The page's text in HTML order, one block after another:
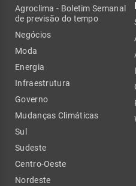
Agroclima - Boletim Semanal
de previsão do tempo
Negócios
Moda
Energia
Infraestrutura
Governo
Mudanças Climáticas
Sul
Sudeste
Centro-Oeste
Nordeste